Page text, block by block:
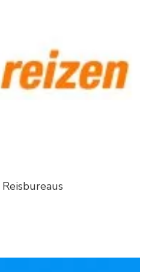
Reisbureaus